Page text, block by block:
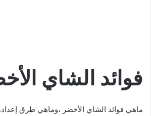
فوائد الشاي
ماهي فوائد الشاي الأخضر ،وماهي طرق